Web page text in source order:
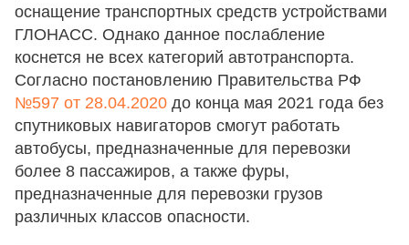
оснащение транспортных средств устройствами
ГЛОНАСС. Однако данное послабление
коснется не всех категорий автотранспорта.
Согласно постановлению Правительства РФ
№597 от 28.04.2020 до конца мая 2021 года без
спутниковых навигаторов смогут работать
автобусы, предназначенные для перевозки
более 8 пассажиров, а также фуры,
предназначенные для перевозки грузов
различных классов опасности.